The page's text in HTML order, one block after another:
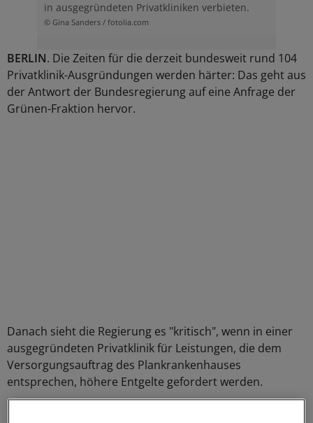
in ausgegründeten Privatkliniken verbieten.
© Gina Sanders / fotolia.com
BERLIN. Die Zeiten für die derzeit bundesweit rund 104
Privatklinik-Ausgründungen werden härter: Das geht aus
der Antwort der Bundesregierung auf eine Anfrage der
Grünen-Fraktion hervor.
Danach sieht die Regierung es "kritisch", wenn in einer
ausgegründeten Privatklinik für Leistungen, die dem
Versorgungsauftrag des Plankrankenhauses
entsprechen, höhere Entgelte gefordert werden.